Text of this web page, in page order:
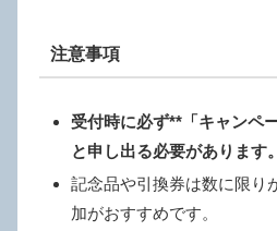
注意事項
受付時に必ず**「キャンペ
と申し出る必要があります。
記念品や引換券は数に限り
加がおすすめです。